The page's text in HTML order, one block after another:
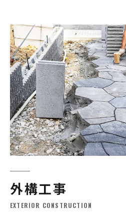
外構工事
EXTERIOR CONSTRUCTION